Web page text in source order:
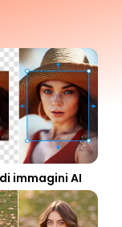
immagini AI